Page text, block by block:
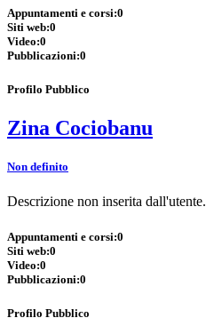
Appuntamenti e corsi:0
Siti web:0
Video:0
Pubblicazioni:0
Profilo Pubblico
Zina Cociobanu
Non definito
Descrizione non inserita dall'utente.
Appuntamenti e corsi:0
Siti web:0
Video:0
Pubblicazioni:0
Profilo Pubblico